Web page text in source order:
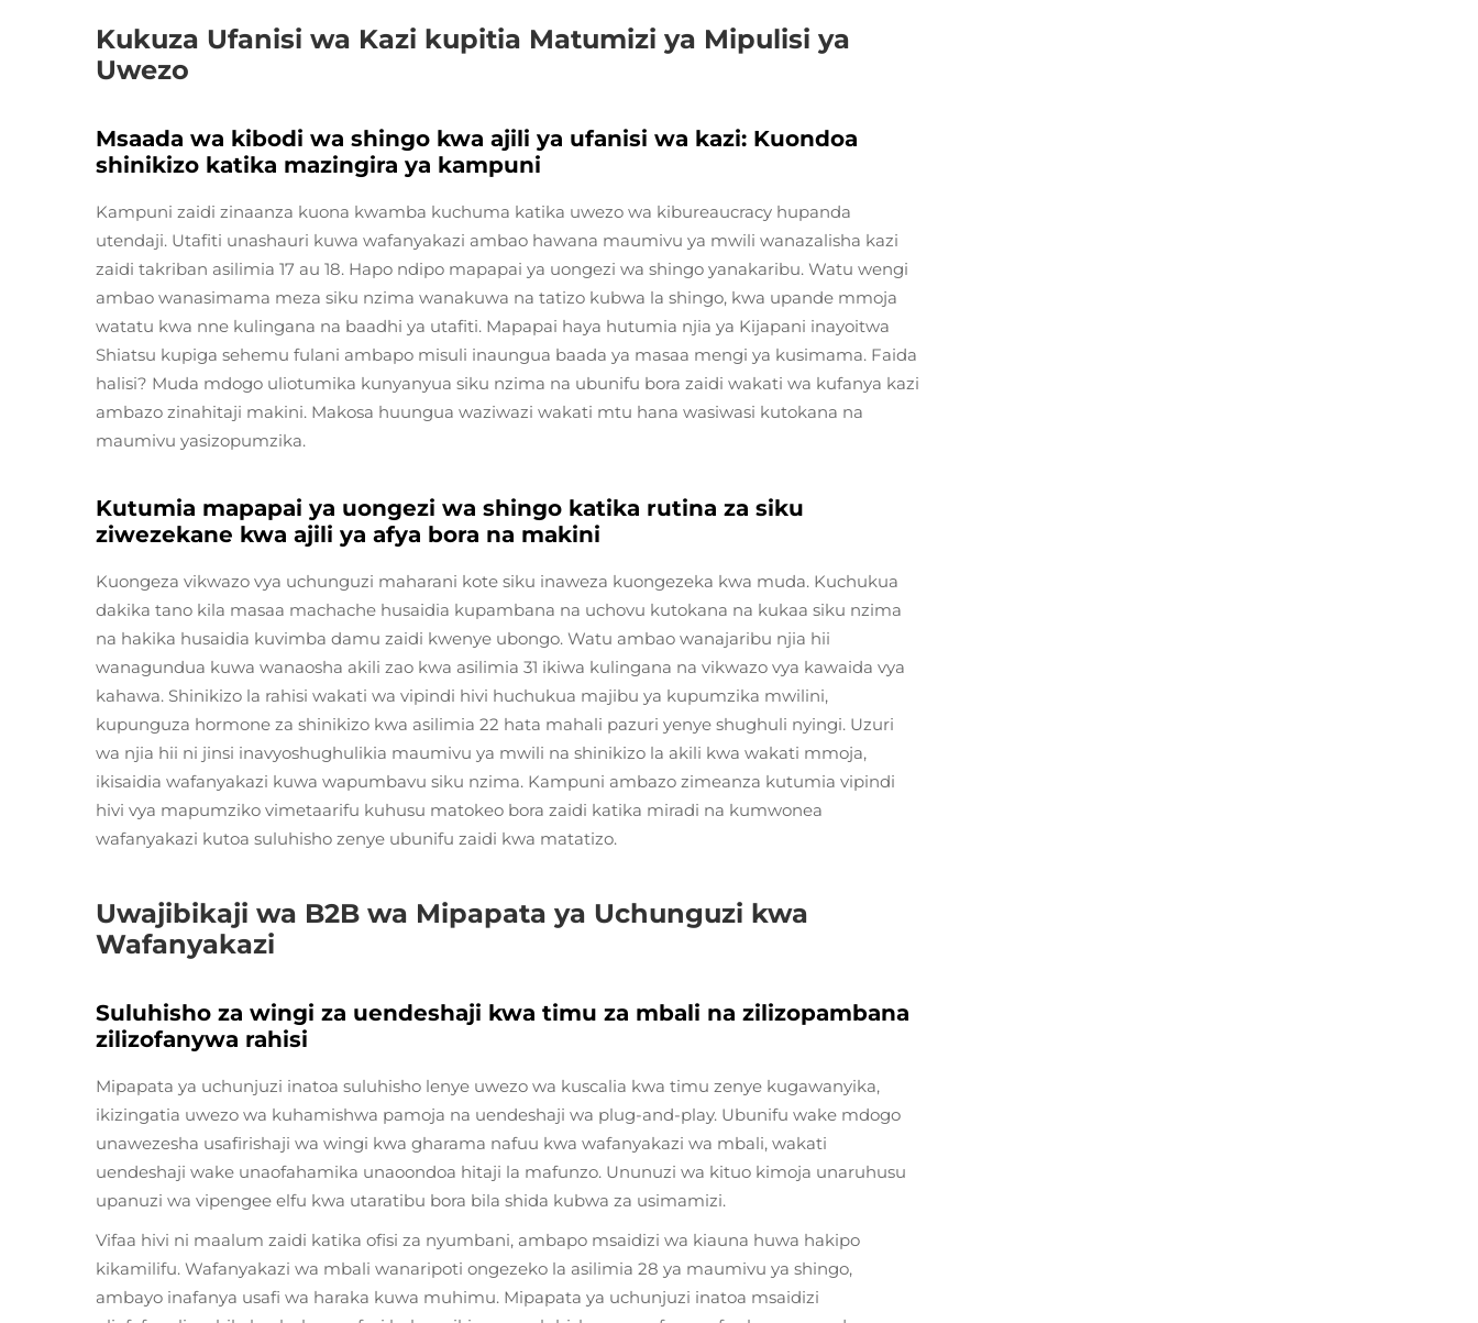
Kukuza Ufanisi wa Kazi kupitia Matumizi ya Mipulisi ya
Uwezo
Msaada wa kibodi wa shingo kwa ajili ya ufanisi wa kazi: Kuondoa
shinikizo katika mazingira ya kampuni
Kampuni zaidi zinaanza kuona kwamba kuchuma katika uwezo wa kibureaucracy hupanda
utendaji. Utafiti unashauri kuwa wafanyakazi ambao hawana maumivu ya mwili wanazalisha kazi
zaidi takriban asilimia 17 au 18. Hapo ndipo mapapai ya uongezi wa shingo yanakaribu. Watu wengi
ambao wanasimama meza siku nzima wanakuwa na tatizo kubwa la shingo, kwa upande mmoja
watatu kwa nne kulingana na baadhi ya utafiti. Mapapai haya hutumia njia ya Kijapani inayoitwa
Shiatsu kupiga sehemu fulani ambapo misuli inaungua baada ya masaa mengi ya kusimama. Faida
halisi? Muda mdogo uliotumika kunyanyua siku nzima na ubunifu bora zaidi wakati wa kufanya kazi
ambazo zinahitaji makini. Makosa huungua waziwazi wakati mtu hana wasiwasi kutokana na
maumivu yasizopumzika.
Kutumia mapapai ya uongezi wa shingo katika rutina za siku
ziwezekane kwa ajili ya afya bora na makini
Kuongeza vikwazo vya uchunguzi maharani kote siku inaweza kuongezeka kwa muda. Kuchukua
dakika tano kila masaa machache husaidia kupambana na uchovu kutokana na kukaa siku nzima
na hakika husaidia kuvimba damu zaidi kwenye ubongo. Watu ambao wanajaribu njia hii
wanagundua kuwa wanaosha akili zao kwa asilimia 31 ikiwa kulingana na vikwazo vya kawaida vya
kahawa. Shinikizo la rahisi wakati wa vipindi hivi huchukua majibu ya kupumzika mwilini,
kupunguza hormone za shinikizo kwa asilimia 22 hata mahali pazuri yenye shughuli nyingi. Uzuri
wa njia hii ni jinsi inavyoshughulikia maumivu ya mwili na shinikizo la akili kwa wakati mmoja,
ikisaidia wafanyakazi kuwa wapumbavu siku nzima. Kampuni ambazo zimeanza kutumia vipindi
hivi vya mapumziko vimetaarifu kuhusu matokeo bora zaidi katika miradi na kumwonea
wafanyakazi kutoa suluhisho zenye ubunifu zaidi kwa matatizo.
Uwajibikaji wa B2B wa Mipapata ya Uchunguzi kwa
Wafanyakazi
Suluhisho za wingi za uendeshaji kwa timu za mbali na zilizopambana
zilizofanywa rahisi
Mipapata ya uchunjuzi inatoa suluhisho lenye uwezo wa kuscalia kwa timu zenye kugawanyika,
ikizingatia uwezo wa kuhamishwa pamoja na uendeshaji wa plug-and-play. Ubunifu wake mdogo
unawezesha usafirishaji wa wingi kwa gharama nafuu kwa wafanyakazi wa mbali, wakati
uendeshaji wake unaofahamika unaoondoa hitaji la mafunzo. Ununuzi wa kituo kimoja unaruhusu
upanuzi wa vipengee elfu kwa utaratibu bora bila shida kubwa za usimamizi.
Vifaa hivi ni maalum zaidi katika ofisi za nyumbani, ambapo msaidizi wa kiauna huwa hakipo
kikamilifu. Wafanyakazi wa mbali wanaripoti ongezeko la asilimia 28 ya maumivu ya shingo,
ambayo inafanya usafi wa haraka kuwa muhimu. Mipapata ya uchunjuzi inatoa msaidizi